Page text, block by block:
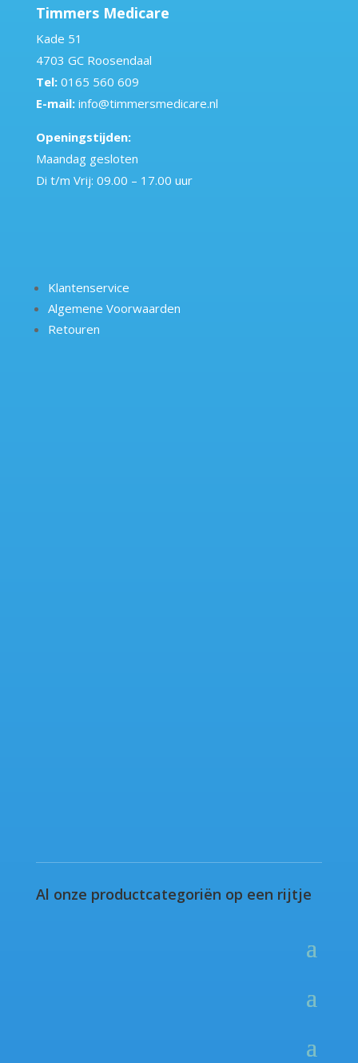
Timmers Medicare
Kade 51
4703 GC Roosendaal
Tel: 0165 560 609
E-mail: info@timmersmedicare.nl
Openingstijden:
Maandag gesloten
Di t/m Vrij: 09.00 – 17.00 uur
Klantenservice
Algemene Voorwaarden
Retouren
Al onze productcategoriën op een rijtje